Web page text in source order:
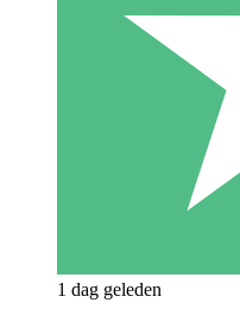
1 dag geleden